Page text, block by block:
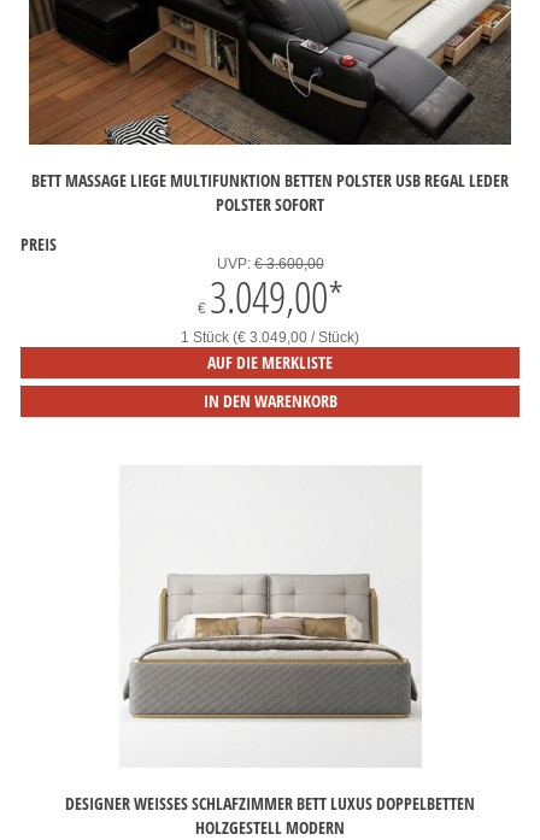
BETT MASSAGE LIEGE MULTIFUNKTION BETTEN POLSTER USB REGAL LEDER
POLSTER SOFORT
PREIS
UVP:€ 3.600,00
€ 3.049,00*
1 Stück (€ 3.049,00 / Stück)
AUF DIE MERKLISTE
IN DEN WARENKORB
DESIGNER WEISSES SCHLAFZIMMER BETT LUXUS DOPPELBETTEN H
OLZGESTELL MODERN